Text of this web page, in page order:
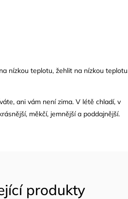
nízkou teplotu, žehlit na nízkou
ani vám není zima. V létě chladí, v
měkčí, jemnější a poddajnější.
produkty